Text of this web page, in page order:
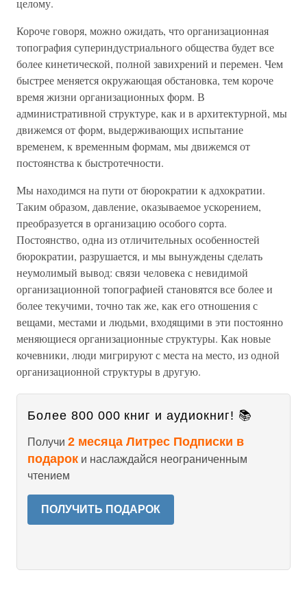
целому.
Короче говоря, можно ожидать, что организационная
топография супериндустриального общества будет все
более кинетической, полной завихрений и перемен. Чем
быстрее меняется окружающая обстановка, тем короче
время жизни организационных форм. В
административной структуре, как и в архитектурной, мы
движемся от форм, выдерживающих испытание
временем, к временным формам, мы движемся от
постоянства к быстротечности.
Мы находимся на пути от бюрократии к адхократии.
Таким образом, давление, оказываемое ускорением,
преобразуется в организацию особого сорта.
Постоянство, одна из отличительных особенностей
бюрократии, разрушается, и мы вынуждены сделать
неумолимый вывод: связи человека с невидимой
организационной топографией становятся все более и
более текучими, точно так же, как его отношения с
вещами, местами и людьми, входящими в эти постоянно
меняющиеся организационные структуры. Как новые
кочевники, люди мигрируют с места на место, из одной
организационной структуры в другую.
Более 800 000 книг и аудиокниг! 📚
Получи 2 месяца Литрес Подписки в
подарок и наслаждайся неограниченным
чтением
ПОЛУЧИТЬ ПОДАРОК